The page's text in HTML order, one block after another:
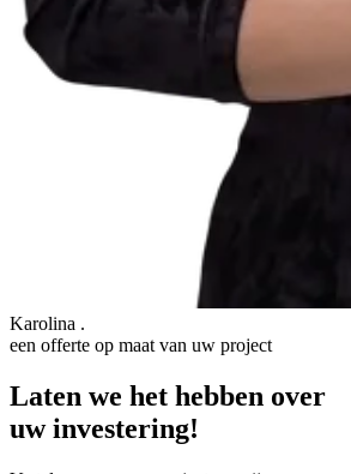
Karolina .
een offerte op maat van uw project
Laten we het hebben over